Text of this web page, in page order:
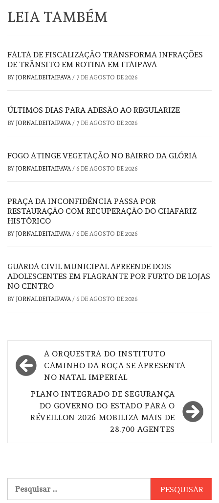
LEIA TAMBÉM
FALTA DE FISCALIZAÇÃO TRANSFORMA INFRAÇÕES
DE TRÂNSITO EM ROTINA EM ITAIPAVA
BY JORNALDEITAIPAVA/ 7 DE AGOSTO DE 2026
ÚLTIMOS DIAS PARA ADESÃO AO REGULARIZE
BY JORNALDEITAIPAVA/ 7 DE AGOSTO DE 2026
FOGO ATINGE VEGETAÇÃO NO BAIRRO DA GLÓRIA
BY JORNALDEITAIPAVA/ 6 DE AGOSTO DE 2026
PRAÇA DA INCONFIDÊNCIA PASSA POR
RESTAURAÇÃO COM RECUPERAÇÃO DO CHAFARIZ
HISTÓRICO
BY JORNALDEITAIPAVA/ 6 DE AGOSTO DE 2026
GUARDA CIVIL MUNICIPAL APREENDE DOIS
ADOLESCENTES EM FLAGRANTE POR FURTO DE LOJAS
NO CENTRO
BY JORNALDEITAIPAVA/ 6 DE AGOSTO DE 2026
Navegação
de
A ORQUESTRA DO INSTITUTO
CAMINHO DA ROÇA SE APRESENTA
NO NATAL IMPERIAL
PLANO INTEGRADO DE SEGURANÇA
DO GOVERNO DO ESTADO PARA O
RÉVEILLON 2026 MOBILIZA MAIS DE
28.700 AGENTES
por: